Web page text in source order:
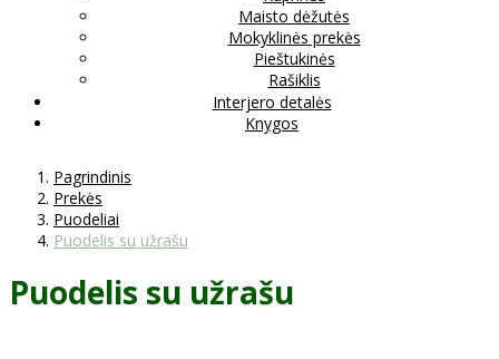
Maisto dėžutės
Mokyklinės prekės
Pieštukinės
Rašiklis
Interjero detalės
Knygos
Pagrindinis
Prekės
Puodeliai
Puodelis su užrašu
Puodelis su užrašu